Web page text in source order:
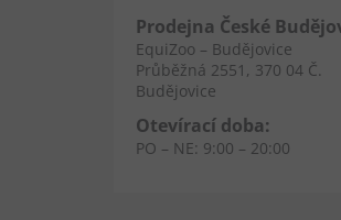
Prodejna České
EquiZoo – Budějovice
Průběžná 2551, 370 04 Č.
Budějovice
Otevírací doba:
PO – NE: 9:00 – 20:00